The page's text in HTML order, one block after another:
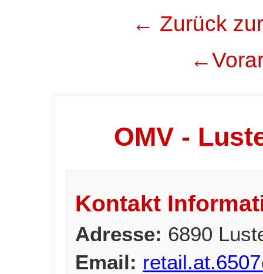
← Zurück
OMV -
Kontakt
Adresse: 6890
Email: